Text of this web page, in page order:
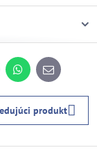
WhatsApp
E-
mail
produkt